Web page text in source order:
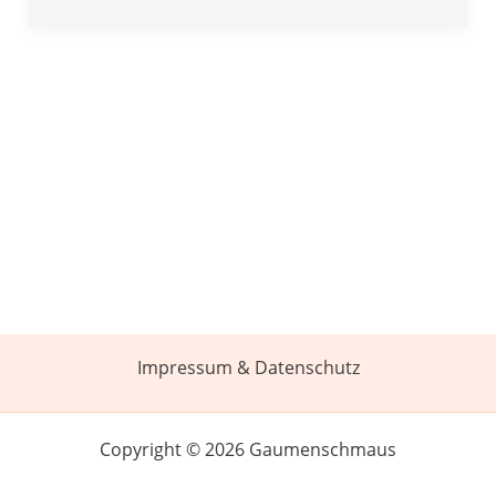
Impressum & Datenschutz
Copyright © 2026 Gaumenschmaus